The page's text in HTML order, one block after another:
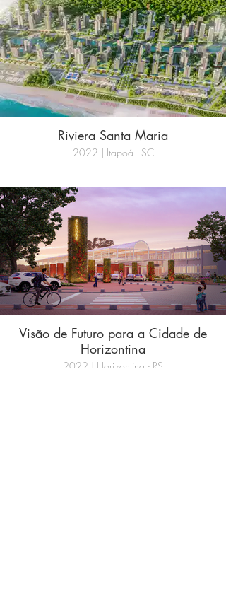
Riviera Santa Maria
2022 | Itapoá - SC
Visão de Futuro para a Cidade de
Horizontina
2022 | Horizontina - RS